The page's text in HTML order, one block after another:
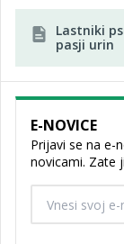
Lastniki
pasji urin
E-NOVICE
Prijavi se na e-
novicami. Zate